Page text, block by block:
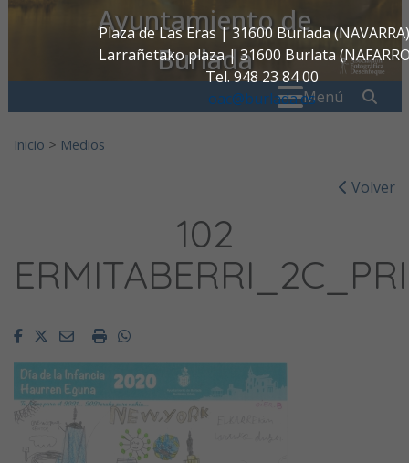
Plaza de Las Eras | 31600 Burlada (NAVARRA)
Larrañetako plaza | 31600 Burlata
Tel. 948 23 84 00
oac@burlada.es
Ayuntamiento de
Burlada
Menú
Inicio > Medios
Volver
102
FacebookTwitterEmailImprimirWhatsapp